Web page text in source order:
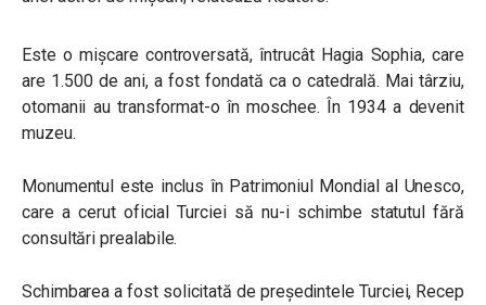
Este o mișcare controversată, întrucât Hagia Sophia, care
are 1.500 de ani, a fost fondată ca o catedrală. Mai târziu,
otomanii au transformat-o în moschee. În 1934 a devenit
muzeu.
Monumentul este inclus în Patrimoniul Mondial al Unesco,
care a cerut oficial Turciei să nu-i schimbe statutul fără
consultări prealabile.
Schimbarea a fost solicitată de președintele Turciei, Recep